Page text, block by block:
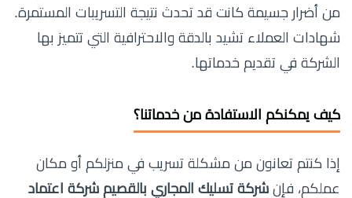
من أضرار جسيمة كانت قد تحدث نتيجة التسريبات المستمرة.
شهادات العملاء تشيد بالدقة والاحترافية التي تتميز بها
الشركة في تقديم خدماتها.
كيف يمكنكم الاستفادة من خدماتنا؟
إذا كنتم تعانون من مشكلة تسريب في منزلكم أو مكان
عملكم، فإن شركة تسليك المجاري بالقصيم شركة اعتماد